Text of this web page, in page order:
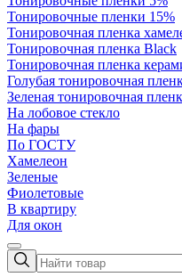
Тонировочные пленки 15%
Тонировочная пленка
Тонировочная пленка Black
Тонировочная пленка
Голубая тонировочная
Зеленая тонировочная
На лобовое стекло
На фары
По ГОСТУ
Хамелеон
Зеленые
Фиолетовые
В квартиру
Для окон